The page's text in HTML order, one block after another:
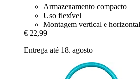
Armazenamento compacto
Uso flexível
Montagem vertical e horizontal
€ 22,99
Entrega até 18. agosto